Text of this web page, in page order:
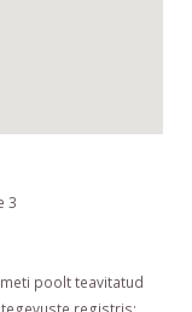
3
poolt teavitatud